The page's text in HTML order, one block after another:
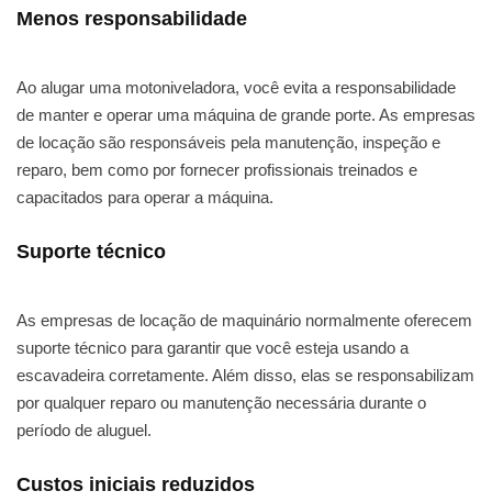
Menos responsabilidade
Ao alugar uma motoniveladora, você evita a responsabilidade
de manter e operar uma máquina de grande porte. As empresas
de locação são responsáveis pela manutenção, inspeção e
reparo, bem como por fornecer profissionais treinados e
capacitados para operar a máquina.
Suporte técnico
As empresas de locação de maquinário normalmente oferecem
suporte técnico para garantir que você esteja usando a
escavadeira corretamente. Além disso, elas se responsabilizam
por qualquer reparo ou manutenção necessária durante o
período de aluguel.
Custos iniciais reduzidos